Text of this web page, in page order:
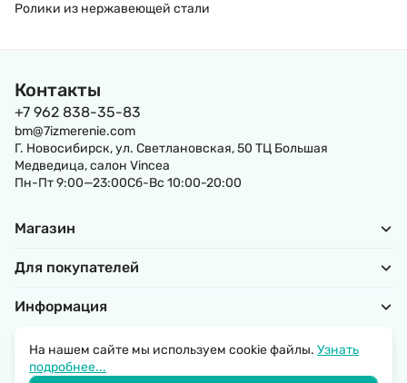
Ролики из нержавеющей стали
Контакты
+7 962 838-35-83
bm@7izmerenie.com
Г. Новосибирск, ул. Светлановская, 50 ТЦ Большая
Медведица, салон Vincea
Пн-Пт 9:00—23:00Сб-Вс 10:00-20:00
Магазин
Для покупателей
Информация
На нашем сайте мы используем cookie файлы. Узнать
подробнее...